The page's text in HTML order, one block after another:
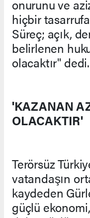
onurunu ve
hiçbir
Süreç; açık,
belirlenen
olacaktır" dedi.
'KAZANAN
OLACAKTIR'
Terörsüz
vatandaşın
kaydeden
güçlü